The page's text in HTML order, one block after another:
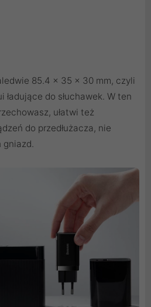
85.4 x 35 x 30 mm, czyli
do słuchawek. W ten
ułatwi też
do przedłużacza, nie
gniazd.